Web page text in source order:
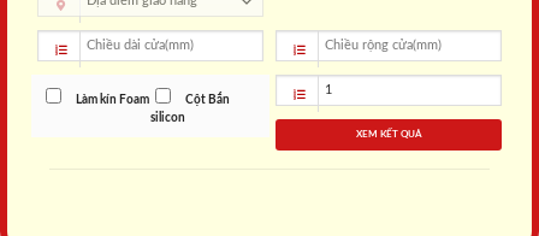
Làm kín Foam
Cột Bắn
silicon
XEM KẾT QUẢ